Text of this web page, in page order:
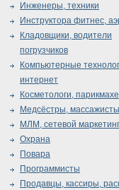
Инженеры, техники
Инструктора фитнес,
Кладовщики, водители
погрузчиков
Компьютерные
интернет
Косметологи,
Медсёстры, массажисты
МЛМ, сетевой маркетинг
Охрана
Повара
Программисты
Продавцы, кассиры,